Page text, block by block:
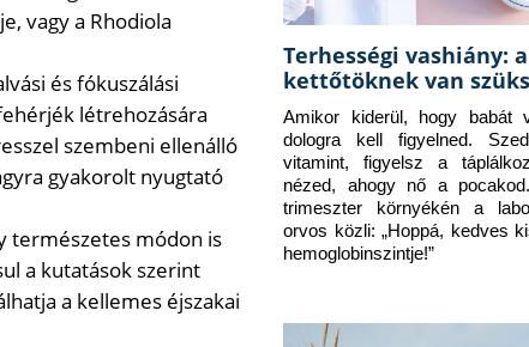
vagy a Rhodiola
és fókuszálási
létrehozására
szembeni ellenálló
gyakorolt ​​nyugtató
természetes módon is
a kutatások szerint
a kellemes éjszakai
Terhességi vashiány:
kettőtöknek van
Amikor kiderül, hogy babát
dologra kell figyelned.
vitamint, figyelsz a
nézed, ahogy nő a
trimeszter környékén a
orvos közli: „Hoppá, kedves
hemoglobinszintje!”